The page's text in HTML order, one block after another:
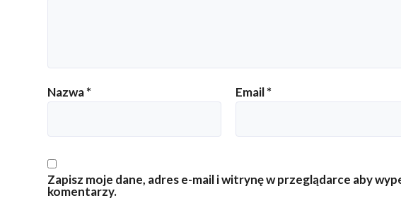
Nazwa* Email*
Zapisz moje dane, adres e-mail i witrynę w przeglądarce aby
komentarzy.